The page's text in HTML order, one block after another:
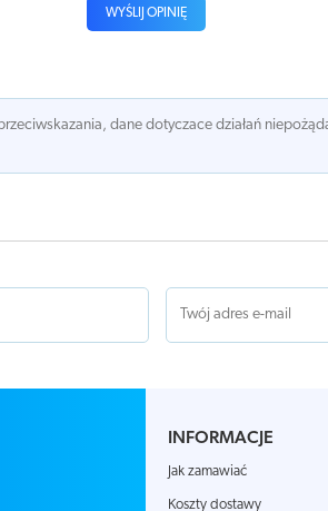
WYŚLIJ OPINIĘ
dane dotyczace działań
INFORMACJE
Jak zamawiać
Koszty dostawy